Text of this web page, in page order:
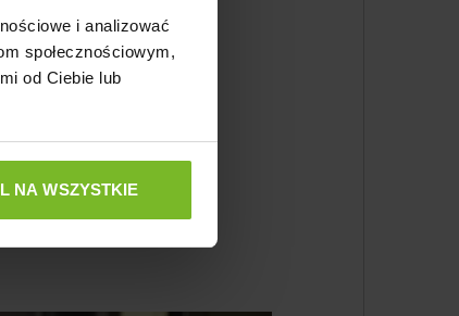
i analizować
społecznościowym,
od Ciebie lub
NA WSZYSTKIE